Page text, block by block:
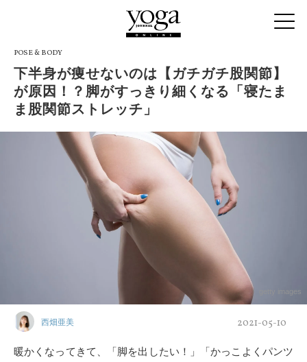
POSE & BODY
下半身が痩せないのは【ガチガチ股関節】
が原因！？脚がすっきり細くなる「寝たま
ま股関節ストレッチ」
getty images
西畑亜美 2021-05-10
暖かくなってきて、「脚を出したい！」「かっこよくパンツ